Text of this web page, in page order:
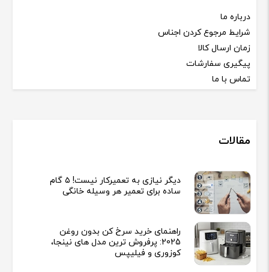
درباره ما
شرایط مرجوع کردن اجناس
زمان ارسال کالا
پیگیری سفارشات
تماس با ما
مقالات
دیگر نیازی به تعمیرکار نیست! ۵ گام
ساده برای تعمیر هر وسیله خانگی
راهنمای خرید سرخ کن بدون روغن
2025: پرفروش ترین مدل های نینجا،
کوزوری و فیلیپس